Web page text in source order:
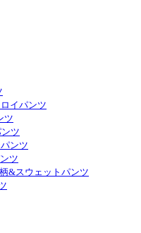
イパンツ
ツ
ツ
ンツ
ツ
&スウェットパンツ